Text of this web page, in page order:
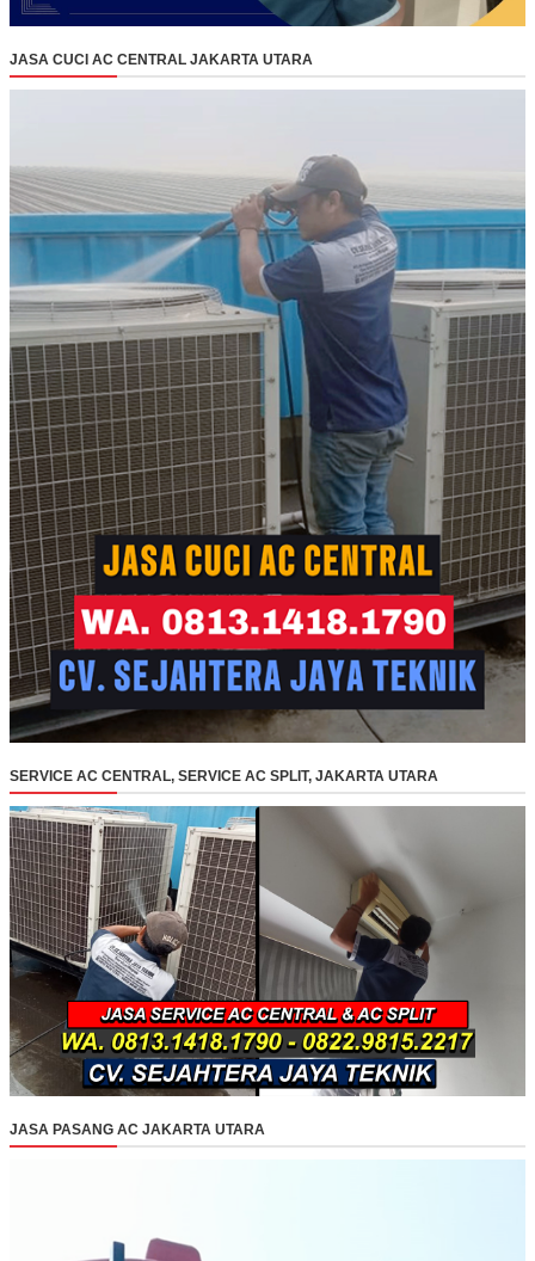
JASA CUCI AC CENTRAL JAKARTA UTARA
SERVICE AC CENTRAL, SERVICE AC SPLIT, JAKARTA UTARA
JASA PASANG AC JAKARTA UTARA